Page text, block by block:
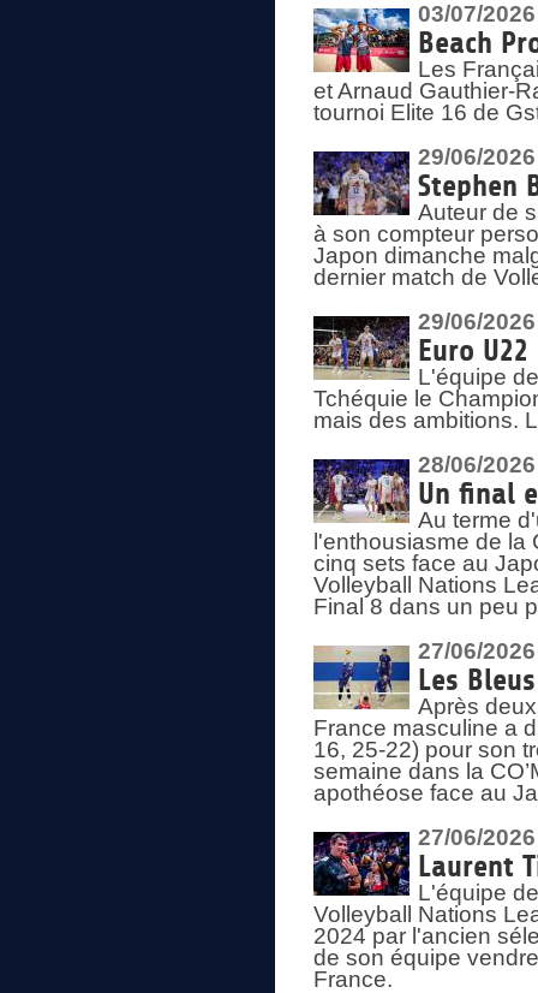
03/07/2026
Beach
Les
et Arnaud Gauthier-
tournoi Elite 16 de
29/06/2026
Stephen
Auteur de
à son compteur
Japon dimanche
dernier match de
29/06/2026
Euro
L'équipe
Tchéquie le
mais des ambitions.
28/06/2026
Un final
Au terme
l'enthousiasme de
cinq sets face au
Volleyball Nations
Final 8 dans un peu
27/06/2026
Les
Après
France masculine a
16, 25-22) pour son
semaine dans la
apothéose face au
27/06/2026
Laurent
L'équipe
Volleyball Nations
2024 par l'ancien
de son équipe
France.